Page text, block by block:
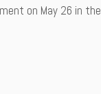
on May 26 in the